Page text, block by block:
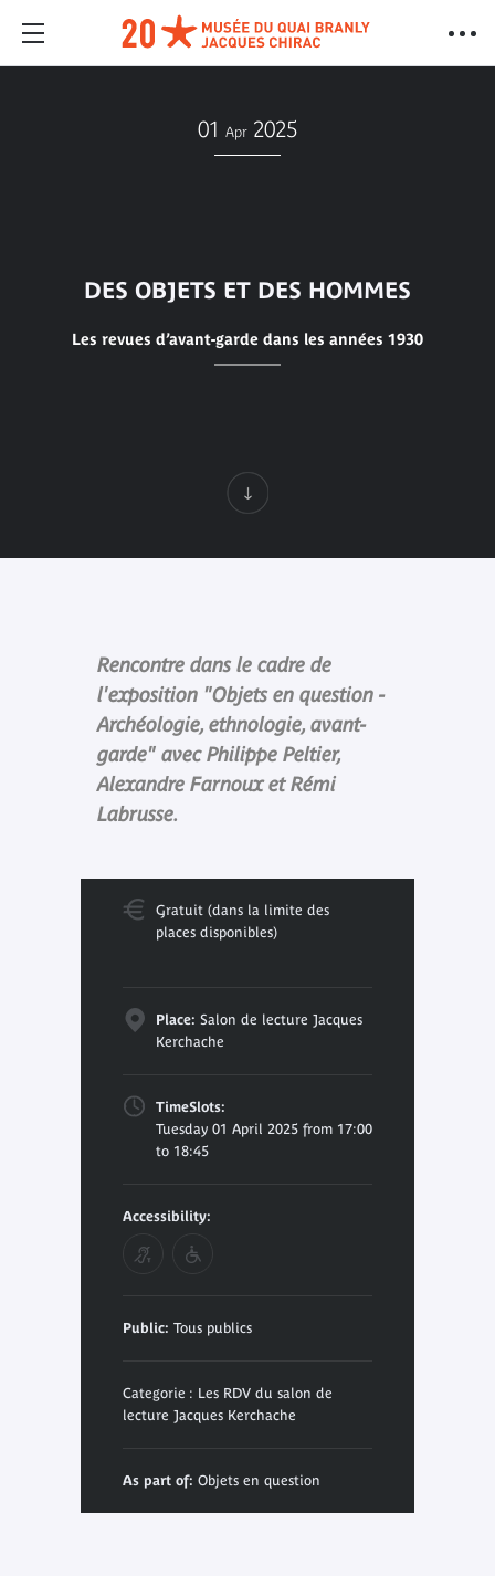
01 Apr 2025
DES OBJETS ET DES HOMMES
Les revues d’avant-garde dans les années 1930
Rencontre dans le cadre de
l'exposition "Objets en question -
Archéologie, ethnologie, avant-
garde" avec Philippe Peltier,
Alexandre Farnoux et Rémi
Labrusse.
Gratuit (dans la limite des
places disponibles)
Place: Salon de lecture Jacques
Kerchache
TimeSlots:
Tuesday 01 April 2025 from 17:00
to 18:45
Accessibility:
Public: Tous publics
Categorie : Les RDV du salon de
lecture Jacques Kerchache
As part of: Objets en question